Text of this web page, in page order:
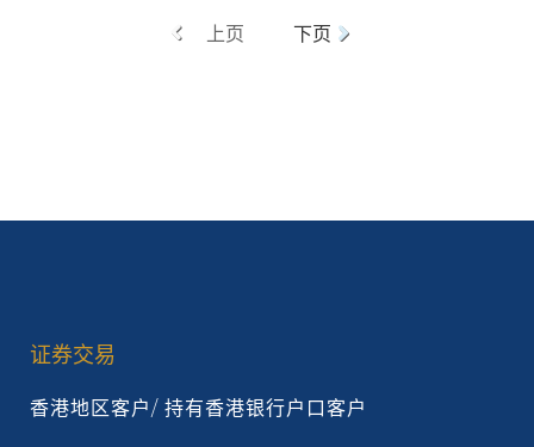
上页 下页
证券交易
香港地区客户/ 持有香港银行户口客户